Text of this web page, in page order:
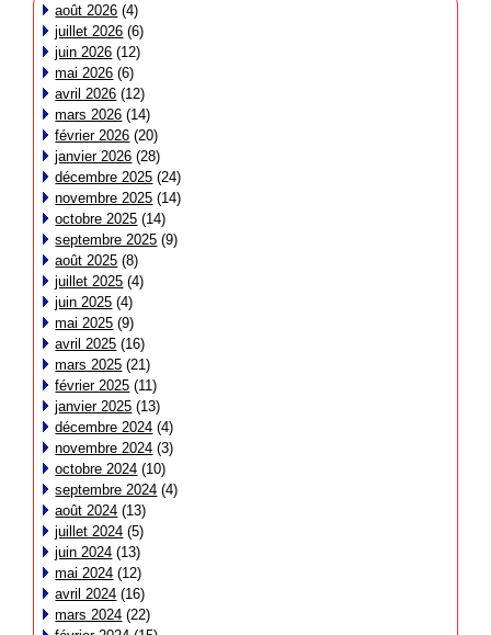
août 2026 (4)
juillet 2026 (6)
juin 2026 (12)
mai 2026 (6)
avril 2026 (12)
mars 2026 (14)
février 2026 (20)
janvier 2026 (28)
décembre 2025 (24)
novembre 2025 (14)
octobre 2025 (14)
septembre 2025 (9)
août 2025 (8)
juillet 2025 (4)
juin 2025 (4)
mai 2025 (9)
avril 2025 (16)
mars 2025 (21)
février 2025 (11)
janvier 2025 (13)
décembre 2024 (4)
novembre 2024 (3)
octobre 2024 (10)
septembre 2024 (4)
août 2024 (13)
juillet 2024 (5)
juin 2024 (13)
mai 2024 (12)
avril 2024 (16)
mars 2024 (22)